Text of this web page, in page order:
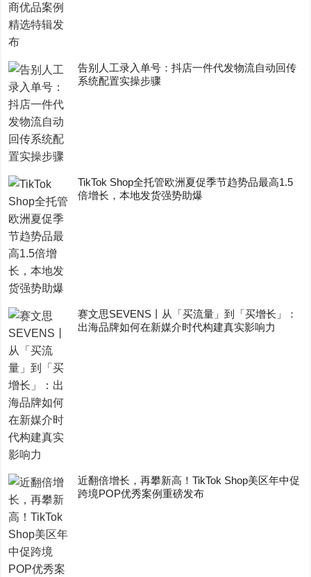
告别人工录入单号：抖店一件代发物流自动回传
系统配置实操步骤
TikTok Shop全托管欧洲夏促季节趋势品最高1.5
倍增长，本地发货强势助爆
赛文思SEVENS丨从「买流量」到「买增长」：
出海品牌如何在新媒介时代构建真实影响力
近翻倍增长，再攀新高！TikTok Shop美区年中促
跨境POP优秀案例重磅发布